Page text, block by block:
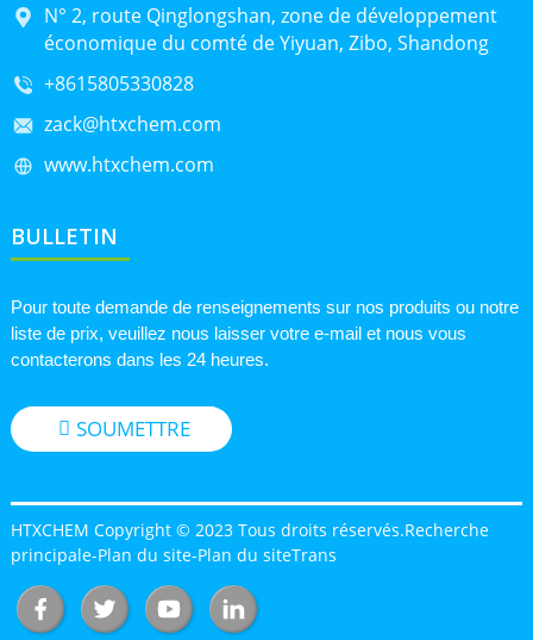
N° 2, route Qinglongshan, zone de développement
économique du comté de Yiyuan, Zibo, Shandong
+8615805330828
zack@htxchem.com
www.htxchem.com
BULLETIN
Pour toute demande de renseignements sur nos produits ou notre
liste de prix, veuillez nous laisser votre e-mail et nous vous
contacterons dans les 24 heures.
SOUMETTRE
HTXCHEM Copyright © 2023 Tous droits réservés.Recherche
principale-Plan du site-Plan du siteTrans